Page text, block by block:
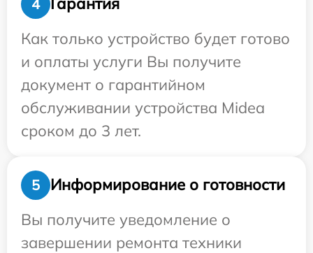
4
Как только устройство будет готово
и оплаты услуги Вы получите
документ о гарантийном
обслуживании устройства Midea
сроком до 3 лет.
5
Информирование о готовности
Вы получите уведомление о
завершении ремонта техники